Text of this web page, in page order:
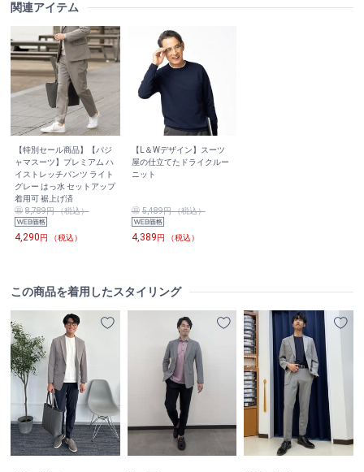
関連アイテム
【特別セール商品】【パジ
ャマスーツ】プレミアム ハ
イストレッチパンツ ライト
グレー はっ水 セットアップ
着用可 裾上げ済
8,789円 （税込）
4,290円 （税込）
【L＆Wデザイン】スーツ
屋の仕立てたドライクルー
ニット
5,489円 （税込）
4,389円 （税込）
この商品を着用したスタイリング